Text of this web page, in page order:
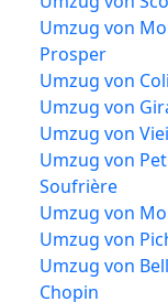
Umzug von
Prosper
Umzug von
Umzug von
Umzug von
Umzug von
Soufrière
Umzug von
Umzug von
Umzug von
Chopin